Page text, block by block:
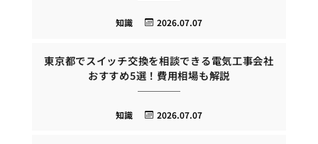
2026.07.07
知識
東京都でスイッチ交換を相談できる電気工事会社
おすすめ5選！費用相場も解説
2026.07.07
知識